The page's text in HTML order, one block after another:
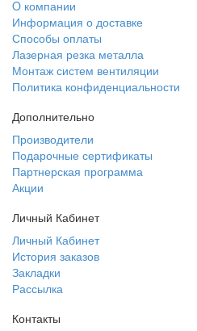
O компании
Информация о доставке
Способы оплаты
Лазерная резка металла
Монтаж систем вентиляции
Политика конфиденциальности
Дополнительно
Производители
Подарочные сертификаты
Партнерская программа
Акции
Личный Кабинет
Личный Кабинет
История заказов
Закладки
Рассылка
Контакты